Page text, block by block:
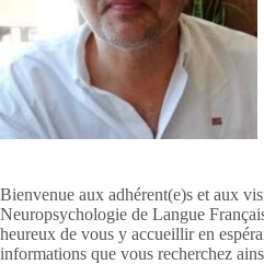
Bienvenue aux adhérent(e)s et aux
Neuropsychologie de Langue
heureux de vous y accueillir en
informations que vous recherchez